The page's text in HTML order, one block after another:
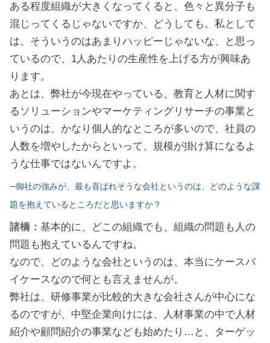
ある程度組織が大きくなってくると、色々と異分子も
混じってくるじゃないですか、どうしても。私として
は、そういうのはあまりハッピーじゃないな、と思っ
ているので、1人あたりの生産性を上げる方が興味あ
ります。
あとは、弊社が今現在やっている、教育と人材に関す
るソリューションやマーケティングリサーチの事業と
いうのは、かなり個人的なところが多いので、社員の
人数を増やしたからといって、規模が掛け算になるよ
うな仕事ではないんですよ。
─御社の強みが、最も喜ばれそうな会社というのは、どのような課
題を抱えているところだと思いますか？
諸橋： 基本的に、どこの組織でも、組織の問題も人の
問題も抱えているんですね。
なので、どのような会社というのは、本当にケースバ
イケースなので何とも言えませんが。
弊社は、研修事業が比較的大きな会社さんが中心にな
るのですが、中堅企業向けには、人材事業の中で人材
紹介や顧問紹介の事業なども始めたり…と、ターゲッ